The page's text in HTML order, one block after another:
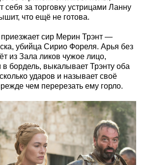
себя за торговку устрицами Ланну
что ещё не готова.
сир Мерин Трэнт —
убийца Сирио Фореля. Арья без
из Зала ликов чужое лицо,
бордель, выкалывает Трэнту оба
ударов и называет своё
чем перерезать ему горло.